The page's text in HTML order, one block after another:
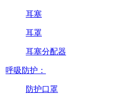
耳塞
耳罩
耳塞分配器
呼吸防护：
防护口罩